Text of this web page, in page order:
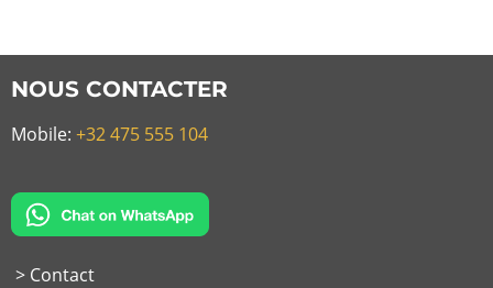
NOUS CONTACTER
Mobile: +32 475 555 104
> Contact